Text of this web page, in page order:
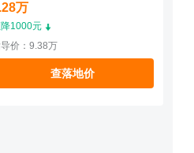
万
1000元
价：9.38万
查落地价